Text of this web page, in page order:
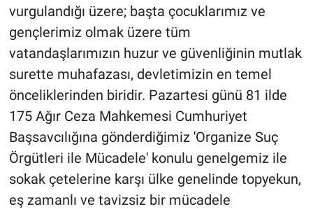
vurgulandığı üzere; başta çocuklarımız ve
gençlerimiz olmak üzere tüm
vatandaşlarımızın huzur ve güvenliğinin mutlak
surette muhafazası, devletimizin en temel
önceliklerinden biridir. Pazartesi günü 81 ilde
175 Ağır Ceza Mahkemesi Cumhuriyet
Başsavcılığına gönderdiğimiz 'Organize Suç
Örgütleri ile Mücadele' konulu genelgemiz ile
sokak çetelerine karşı ülke genelinde topyekun,
eş zamanlı ve tavizsiz bir mücadele
Kültür Sanat
Ne demişti
Nedir
Popüler
Programlar
Sağlık